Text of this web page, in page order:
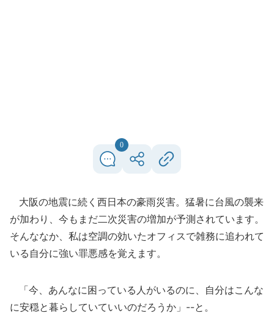
0
大阪の地震に続く西日本の豪雨災害。猛暑に台風の襲来
が加わり、今もまだ二次災害の増加が予測されています。
そんななか、私は空調の効いたオフィスで雑務に追われて
いる自分に強い罪悪感を覚えます。
「今、あんなに困っている人がいるのに、自分はこんな
に安穏と暮らしていていいのだろうか」--と。